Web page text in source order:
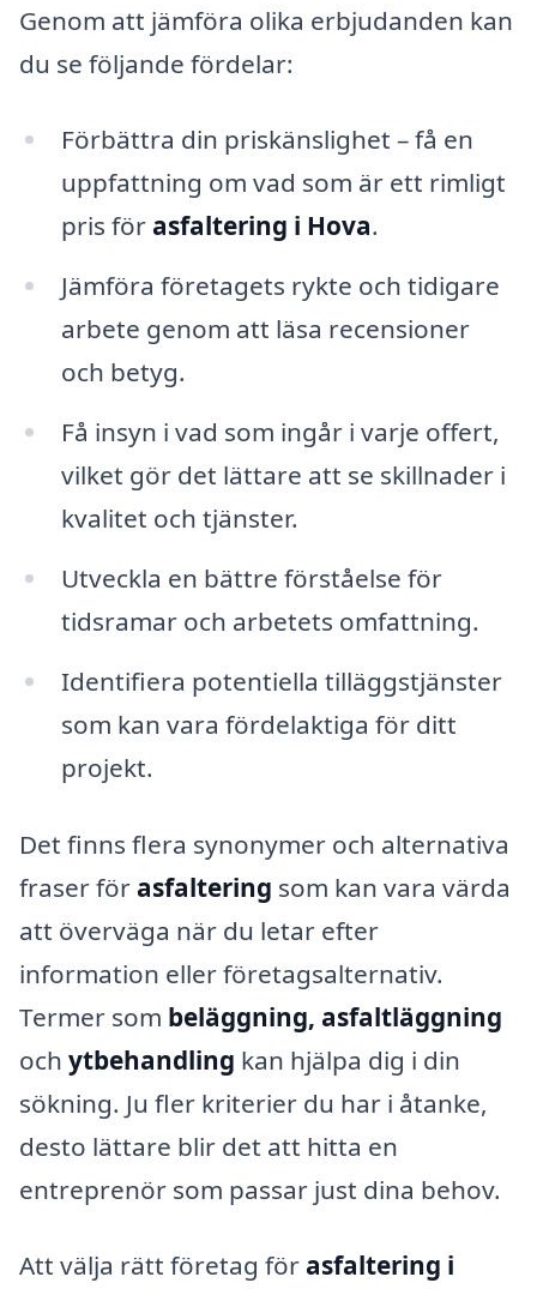
Genom att jämföra olika erbjudanden kan
du se följande fördelar:
Förbättra din priskänslighet – få en
uppfattning om vad som är ett rimligt
pris för asfaltering i Hova.
Jämföra företagets rykte och tidigare
arbete genom att läsa recensioner
och betyg.
Få insyn i vad som ingår i varje offert,
vilket gör det lättare att se skillnader i
kvalitet och tjänster.
Utveckla en bättre förståelse för
tidsramar och arbetets omfattning.
Identifiera potentiella tilläggstjänster
som kan vara fördelaktiga för ditt
projekt.
Det finns flera synonymer och alternativa
fraser för asfaltering som kan vara värda
att överväga när du letar efter
information eller företagsalternativ.
Termer som beläggning, asfaltläggning
och ytbehandling kan hjälpa dig i din
sökning. Ju fler kriterier du har i åtanke,
desto lättare blir det att hitta en
entreprenör som passar just dina behov.
Att välja rätt företag för asfaltering i